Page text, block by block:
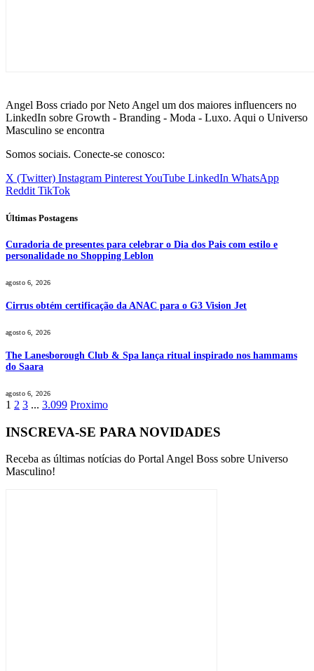
Angel Boss criado por Neto Angel um dos maiores influencers no
LinkedIn sobre Growth - Branding - Moda - Luxo. Aqui o Universo
Masculino se encontra
Somos sociais. Conecte-se conosco:
X (Twitter) Instagram PinterestYouTube LinkedIn WhatsApp
Reddit TikTok
Últimas Postagens
Curadoria de presentes para celebrar o Dia dos Pais com estilo e
personalidade no Shopping Leblon
agosto 6, 2026
Cirrus obtém certificação da ANAC para o G3 Vision Jet
agosto 6, 2026
The Lanesborough Club & Spa lança ritual inspirado nos hammams
do Saara
agosto 6, 2026
1 2 3 ... 3.099 Proximo
INSCREVA-SE PARA NOVIDADES
Receba as últimas notícias do Portal Angel Boss sobre Universo
Masculino!